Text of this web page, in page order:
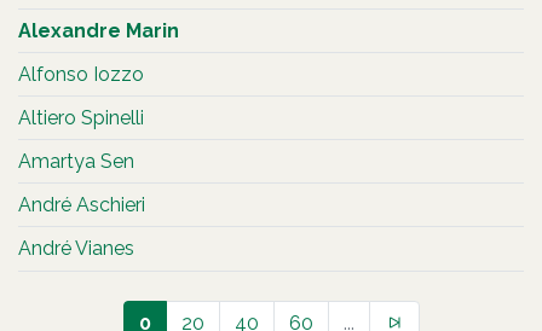
Alexandre Marin
Alfonso Iozzo
Altiero Spinelli
Amartya Sen
André Aschieri
André Vianes
0 20 40 60 ...